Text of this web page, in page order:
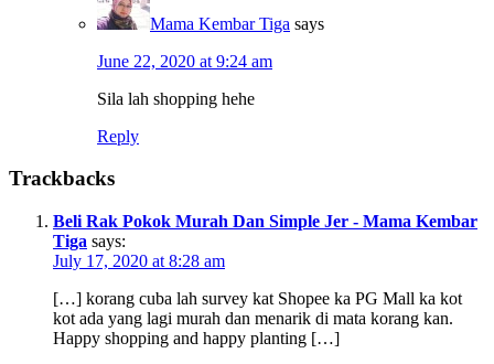
Mama Kembar Tiga says
June 22, 2020 at 9:24 am
Sila lah shopping hehe
Reply
Trackbacks
Beli Rak Pokok Murah Dan Simple Jer - Mama Kembar
Tiga says:
July 17, 2020 at 8:28 am
[…] korang cuba lah survey kat Shopee ka PG Mall ka kot
kot ada yang lagi murah dan menarik di mata korang kan.
Happy shopping and happy planting […]